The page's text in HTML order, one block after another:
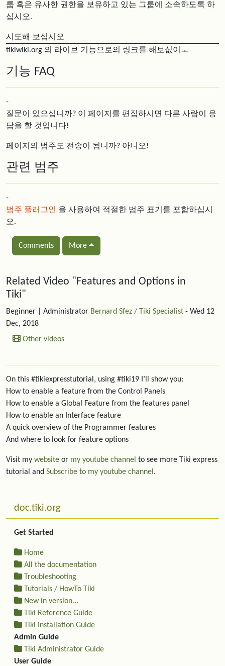
룹 혹은 유사한 권한을 보유하고 있는 그룹에 소속하도록 하
십시오.
시도해 보십시오
tikiwiki.org 의 라이브 기능으로의 링크를 해보싮이ㅗ
기능 FAQ
-
질문이 있으십니까? 이 페이지를 편집하시면 다른 사람이 응
답을 할 것입니다!
페이지의 범주도 전송이 됩니까? 아니오!
관련 범주
-
범주 플러그인 을 사용하여 적절한 범주 표기를 포함하십시
오.
Comments More
Related content
Related Video "Features and Options in
Tiki"
Beginner | Administrator Bernard Sfez / Tiki Specialist - Wed 12
Dec, 2018
Other videos
On this #tikiexpresstutorial, using #tiki19 I’ll show you:
How to enable a feature from the Control Panels
How to enable a Global Feature from the features panel
How to enable an Interface feature
A quick overview of the Programmer features
And where to look for feature options
Visit my website or my youtube channel to see more Tiki express
tutorial and Subscribe to my youtube channel .
More content and functionality (left side)
doc.tiki.org
Get Started
Home
All the documentation
Troubleshooting
Tutorials / HowTo Tiki
New in version...
Tiki Reference Guide
Tiki Installation Guide
Admin Guide
Tiki Administrator Guide
User Guide